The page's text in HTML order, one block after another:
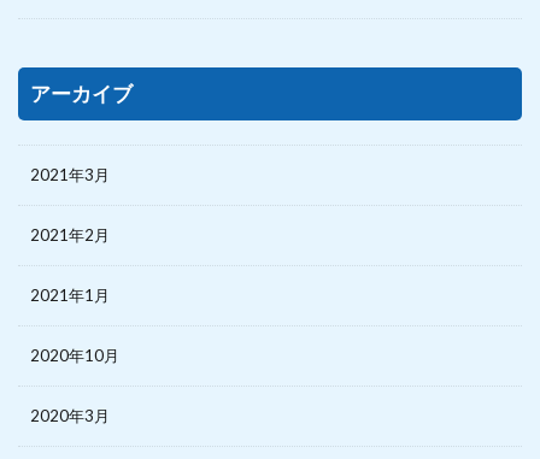
アーカイブ
2021年3月
2021年2月
2021年1月
2020年10月
2020年3月